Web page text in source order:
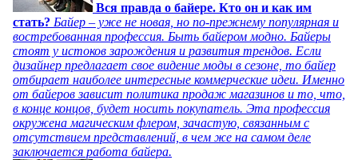
Вся правда о байере. Кто он и как им
стать? Байер – уже не новая, но по-прежнему популярная и
востребованная профессия. Быть байером модно. Байеры
стоят у истоков зарождения и развития трендов. Если
дизайнер предлагает свое видение моды в сезоне, то байер
отбирает наиболее интересные коммерческие идеи. Именно
от байеров зависит политика продаж магазинов и то, что,
в конце концов, будет носить покупатель. Эта профессия
окружена магическим флером, зачастую, связанным с
отсутствием представлений, в чем же на самом деле
заключается работа байера.